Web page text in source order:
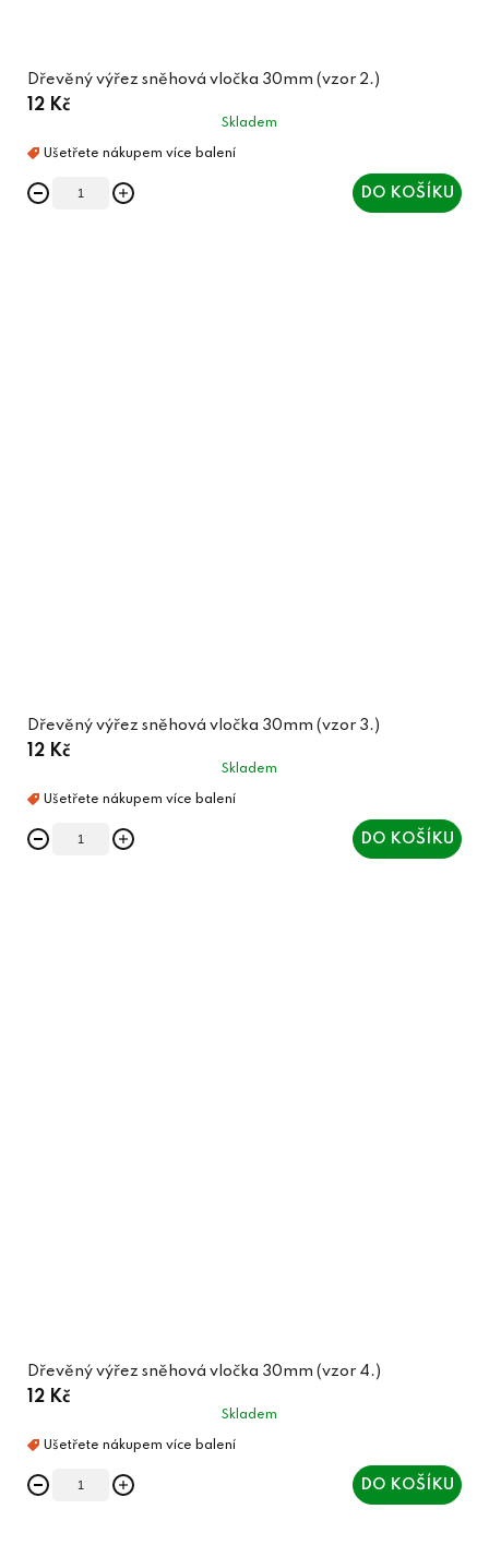
Dřevěný výřez sněhová vločka 30mm (vzor 2.)
12 Kč
Skladem
DO KOŠÍKU
Dřevěný výřez sněhová vločka 30mm (vzor 3.)
12 Kč
Skladem
DO KOŠÍKU
Dřevěný výřez sněhová vločka 30mm (vzor 4.)
12 Kč
Skladem
DO KOŠÍKU